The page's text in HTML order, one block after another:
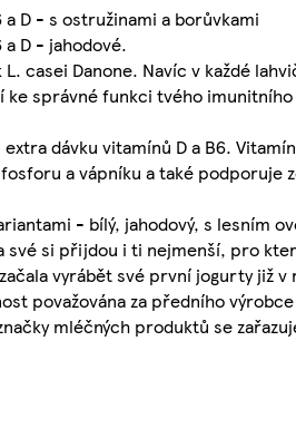
a D - s ostružinami a borůvkami
a D - jahodové.
Danone. Navíc v každé
správné funkci tvého
dávku vitamínů D a B6.
a vápníku a také podporuje
- bílý, jahodový, s lesním
si přijdou i ti nejmenší, pro
vyrábět své první jogurty již v
považována za předního
mléčných produktů se